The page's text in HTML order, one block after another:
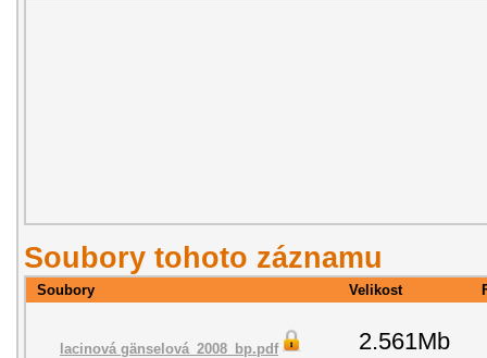
Soubory tohoto záznamu
Soubory Velikost
lacinová gänselová_2008_bp.pdf 2.561Mb